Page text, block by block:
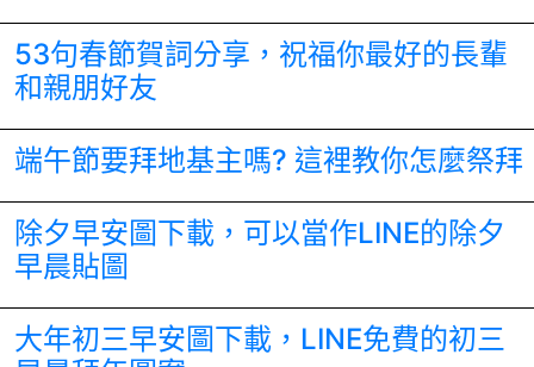
53句春節賀詞分享，祝福你最好的長輩
和親朋好友
端午節要拜地基主嗎? 這裡教你怎麼祭拜
除夕早安圖下載，可以當作LINE的除夕
早晨貼圖
大年初三早安圖下載，LINE免費的初三